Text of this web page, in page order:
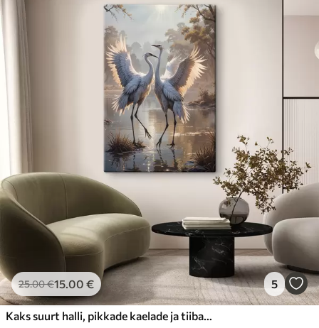
25.00€15.00 € 5
Kaks suurt halli, pikkade kaelade ja tiibadega kraanat, mis seisavad puudest ümbritsetud udujärves